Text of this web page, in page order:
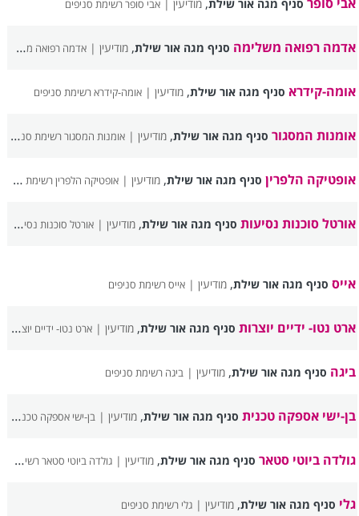
סניף מגה אור שילת מודיעין |אבי סופר רשימת סניפים
אדמה רפואה משלימה סניף מגה אור שילת,מודיעין |אדמה רפואה משלימה רשימת סניפים
אומה-קידרא סניף מגה אור שילת,מודיעין |אומה-קידרא רשימת סניפים
אומנות המסגור סניף מגה אור שילת,מודיעין |אומנות המסגור רשימת סניפים
אופטיקה הלפרין סניף מגה אור שילת,מודיעין |אופטיקה הלפרין רשימת סניפים
אורטל סוכנות נסיעות סניף מגה אור שילת,מודיעין |אורטל סוכנות נסיעות רשימת סניפים
אייס סניף מגה אור שילת,מודיעין |אייס רשימת סניפים
ארט נטו- ידיים יוצרות סניף מגה אור שילת,מודיעין |ארט נטו- ידיים יוצרות רשימת סניפים
ביגה סניף מגה אור שילת,מודיעין |ביגה רשימת סניפים
בן-ישי אספקה טכנית סניף מגה אור שילת,מודיעין |בן-ישי אספקה טכנית רשימת סניפים
גולדה ביוטי סטאר סניף מגה אור שילת,מודיעין |גולדה ביוטי סטאר רשימת סניפים
גלי סניף מגה אור שילת,מודיעין |גלי רשימת סניפים